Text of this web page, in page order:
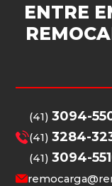
ENTRE
(41)3094-
(41)3284-
(41)3094-